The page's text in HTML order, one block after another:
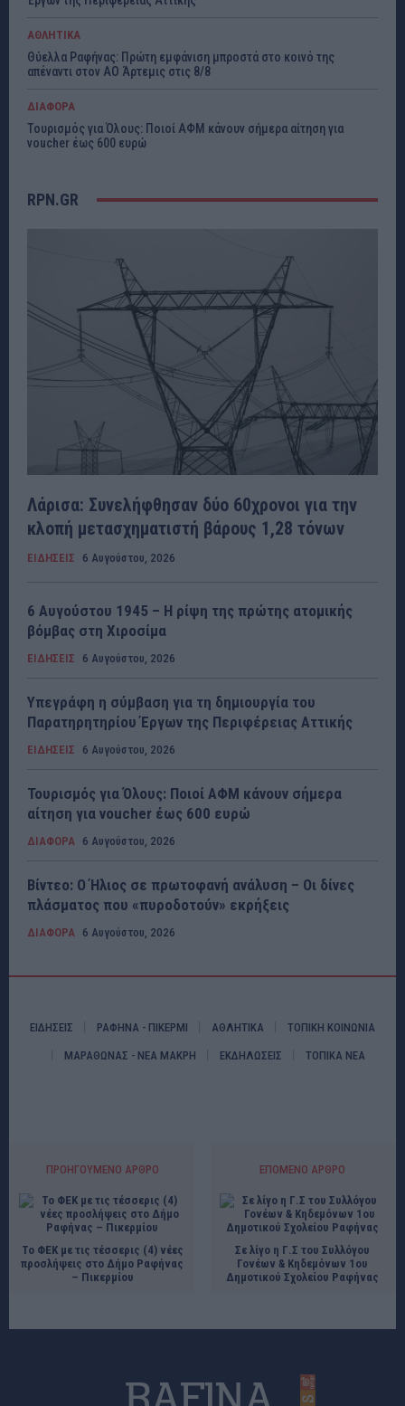
ΑΘΛΗΤΙΚΑ
Θύελλα Ραφήνας: Πρώτη εμφάνιση μπροστά στο κοινό της
απέναντι στον ΑΟ Άρτεμις στις 8/8
ΔΙΑΦΟΡΑ
Τουρισμός για Όλους: Ποιοί ΑΦΜ κάνουν σήμερα αίτηση για
voucher έως 600 ευρώ
RPN.GR
Λάρισα: Συνελήφθησαν δύο 60χρονοι για την
κλοπή μετασχηματιστή βάρους 1,28 τόνων
ΕΙΔΗΣΕΙΣ 6 Αυγούστου, 2026
6 Αυγούστου 1945 – Η ρίψη της πρώτης ατομικής
βόμβας στη Χιροσίμα
ΕΙΔΗΣΕΙΣ 6 Αυγούστου, 2026
Υπεγράφη η σύμβαση για τη δημιουργία του
Παρατηρητηρίου Έργων της Περιφέρειας Αττικής
ΕΙΔΗΣΕΙΣ 6 Αυγούστου, 2026
Τουρισμός για Όλους: Ποιοί ΑΦΜ κάνουν σήμερα
αίτηση για voucher έως 600 ευρώ
ΔΙΑΦΟΡΑ 6 Αυγούστου, 2026
Βίντεο: Ο Ήλιος σε πρωτοφανή ανάλυση – Οι δίνες
πλάσματος που «πυροδοτούν» εκρήξεις
ΔΙΑΦΟΡΑ 6 Αυγούστου, 2026
ΕΙΔΗΣΕΙΣ ΡΑΦΗΝΑ - ΠΙΚΕΡΜΙ ΑΘΛΗΤΙΚΑ ΤΟΠΙΚΗ ΚΟΙΝΩΝΙΑ
ΜΑΡΑΘΩΝΑΣ - ΝΕΑ ΜΑΚΡΗ ΕΚΔΗΛΩΣΕΙΣ ΤΟΠΙΚΑ ΝΕΑ
ΠΡΟΗΓΟΎΜΕΝΟ ΆΡΘΡΟ
Το ΦΕΚ με τις τέσσερις (4) νέες
προσλήψεις στο Δήμο Ραφήνας
– Πικερμίου
ΕΠΌΜΕΝΟ ΆΡΘΡΟ
Σε λίγο η Γ.Σ του Συλλόγου
Γονέων & Κηδεμόνων 1ου
Δημοτικού Σχολείου Ραφήνας